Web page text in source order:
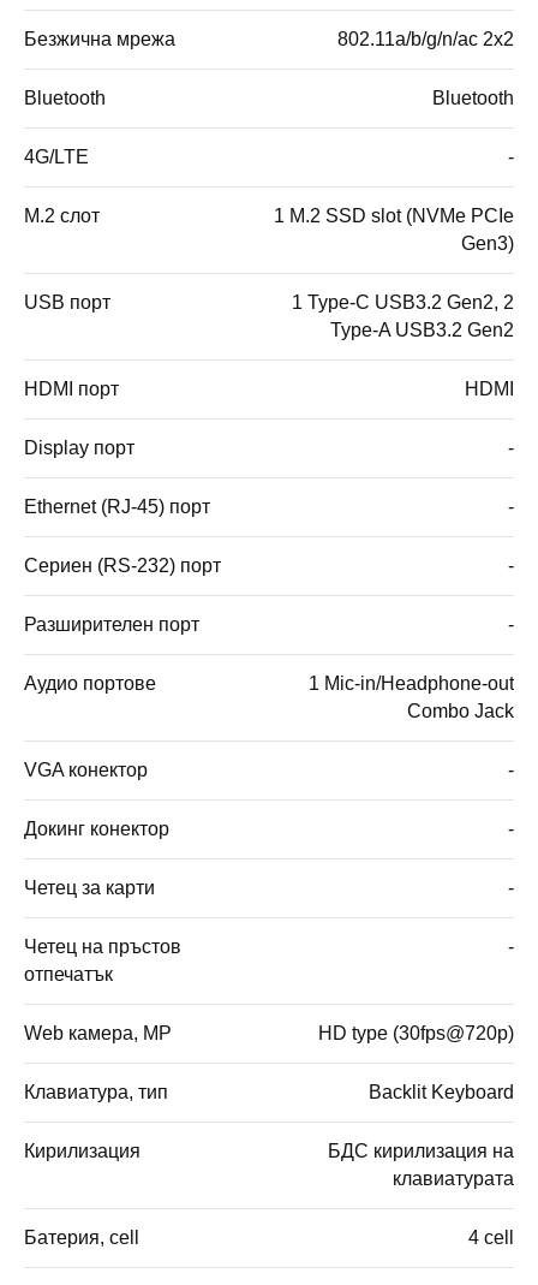
Безжична мрежа 802.11a/b/g/n/ac 2x2
Bluetooth Bluetooth
4G/LTE -
M.2 слот
1 M.2 SSD slot (NVMe PCIe
Gen3)
USB порт
1 Type-C USB3.2 Gen2, 2
Type-A USB3.2 Gen2
HDMI порт HDMI
Display порт -
Ethernet (RJ-45) порт -
Сериен (RS-232) порт -
Разширителен порт -
Аудио портове
1 Mic-in/Headphone-out
Combo Jack
VGA конектор -
Докинг конектор -
Четец за карти -
Четец на пръстов
отпечатък
-
Web камера, MP HD type (30fps@720p)
Клавиатура, тип Backlit Keyboard
Кирилизация
БДС кирилизация на
клавиатурата
Батерия, cell 4 cell